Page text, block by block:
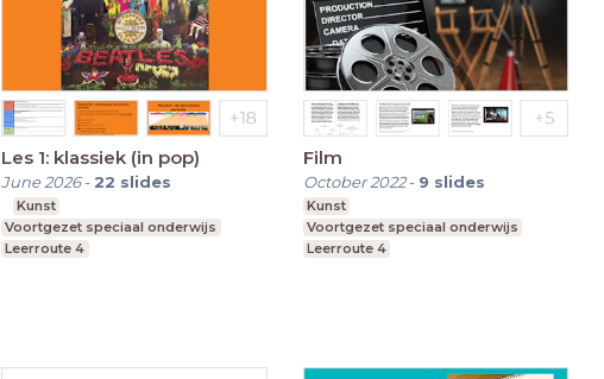
Les 1: klassiek (in pop)
June 2026- 22 slides
Kunst
Voortgezet speciaal onderwijs
Leerroute 4
Film
October 2022- 9 slides
Kunst
Voortgezet speciaal onderwijs
Leerroute 4